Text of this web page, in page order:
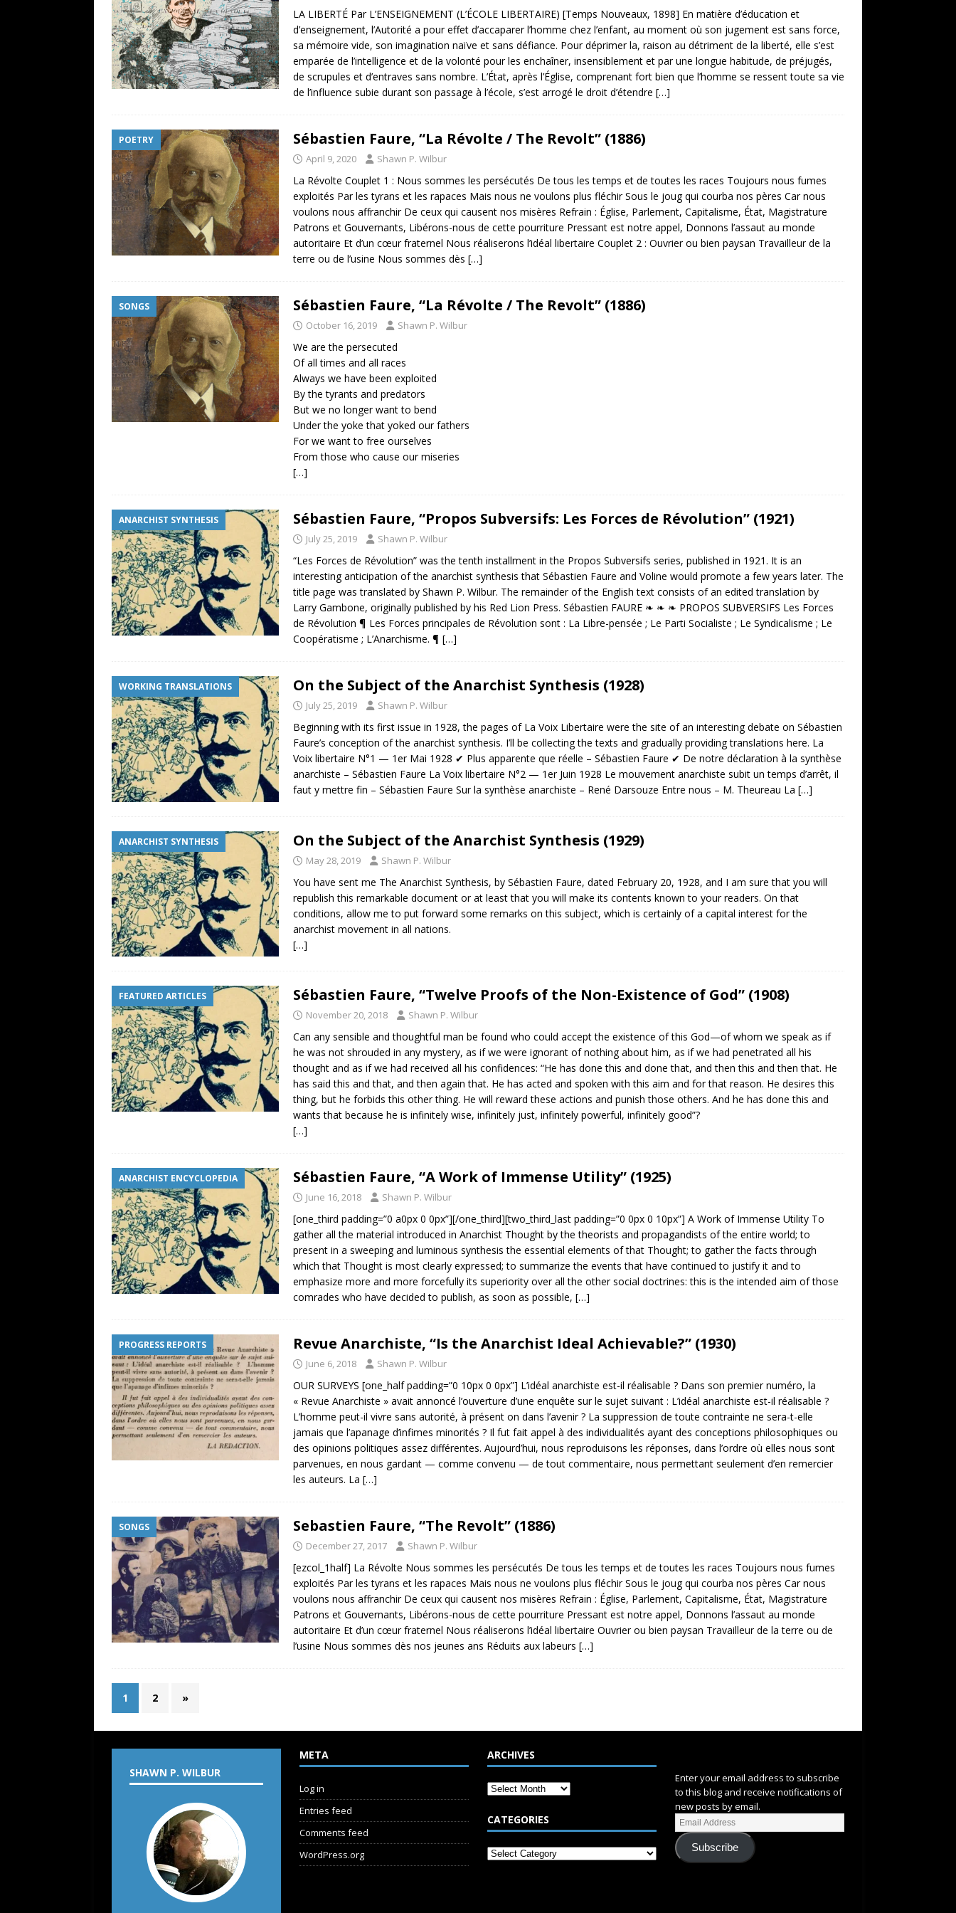
LA LIBERTÉ Par L’ENSEIGNEMENT (L’ÉCOLE LIBERTAIRE) [Temps Nouveaux, 1898] En matière d’éducation et
d’enseignement, l’Autorité a pour effet d’accaparer l’homme chez l’enfant, au moment où son jugement est sans force,
sa mémoire vide, son imagination naïve et sans défiance. Pour déprimer la, raison au détriment de la liberté, elle s’est
emparée de l’intelligence et de la volonté pour les enchaîner, insensiblement et par une longue habitude, de préjugés,
de scrupules et d’entraves sans nombre. L’État, après l’Église, comprenant fort bien que l’homme se ressent toute sa vie
de l’influence subie durant son passage à l’école, s’est arrogé le droit d’étendre […]
POETRY Sébastien Faure, “La Révolte / The Revolt” (1886)
April 9, 2020 Shawn P. Wilbur
La Révolte Couplet 1 : Nous sommes les persécutés De tous les temps et de toutes les races Toujours nous fumes
exploités Par les tyrans et les rapaces Mais nous ne voulons plus fléchir Sous le joug qui courba nos pères Car nous
voulons nous affranchir De ceux qui causent nos misères Refrain : Église, Parlement, Capitalisme, État, Magistrature
Patrons et Gouvernants, Libérons-nous de cette pourriture Pressant est notre appel, Donnons l’assaut au monde
autoritaire Et d’un cœur fraternel Nous réaliserons l’idéal libertaire Couplet 2 : Ouvrier ou bien paysan Travailleur de la
terre ou de l’usine Nous sommes dès […]
SONGS Sébastien Faure, “La Révolte / The Revolt” (1886)
October 16, 2019 Shawn P. Wilbur
We are the persecuted
Of all times and all races
Always we have been exploited
By the tyrants and predators
But we no longer want to bend
Under the yoke that yoked our fathers
For we want to free ourselves
From those who cause our miseries
[…]
ANARCHIST SYNTHESIS Sébastien Faure, “Propos Subversifs: Les Forces de Révolution” (1921)
July 25, 2019 Shawn P. Wilbur
“Les Forces de Révolution” was the tenth installment in the Propos Subversifs series, published in 1921. It is an
interesting anticipation of the anarchist synthesis that Sébastien Faure and Voline would promote a few years later. The
title page was translated by Shawn P. Wilbur. The remainder of the English text consists of an edited translation by
Larry Gambone, originally published by his Red Lion Press. Sébastien FAURE ❧ ❧ ❧ PROPOS SUBVERSIFS Les Forces
de Révolution ¶ Les Forces principales de Révolution sont : La Libre-pensée ; Le Parti Socialiste ; Le Syndicalisme ; Le
Coopératisme ; L’Anarchisme. ¶ […]
WORKING TRANSLATIONS On the Subject of the Anarchist Synthesis (1928)
July 25, 2019 Shawn P. Wilbur
Beginning with its first issue in 1928, the pages of La Voix Libertaire were the site of an interesting debate on Sébastien
Faure’s conception of the anarchist synthesis. I’ll be collecting the texts and gradually providing translations here. La
Voix libertaire N°1 — 1er Mai 1928 ✔ Plus apparente que réelle – Sébastien Faure ✔ De notre déclaration à la synthèse
anarchiste – Sébastien Faure La Voix libertaire N°2 — 1er Juin 1928 Le mouvement anarchiste subit un temps d’arrêt, il
faut y mettre fin – Sébastien Faure Sur la synthèse anarchiste – René Darsouze Entre nous – M. Theureau La […]
ANARCHIST SYNTHESIS On the Subject of the Anarchist Synthesis (1929)
May 28, 2019 Shawn P. Wilbur
You have sent me The Anarchist Synthesis, by Sébastien Faure, dated February 20, 1928, and I am sure that you will
republish this remarkable document or at least that you will make its contents known to your readers. On that
conditions, allow me to put forward some remarks on this subject, which is certainly of a capital interest for the
anarchist movement in all nations.
[…]
FEATURED ARTICLES Sébastien Faure, “Twelve Proofs of the Non-Existence of God” (1908)
November 20, 2018 Shawn P. Wilbur
Can any sensible and thoughtful man be found who could accept the existence of this God—of whom we speak as if
he was not shrouded in any mystery, as if we were ignorant of nothing about him, as if we had penetrated all his
thought and as if we had received all his confidences: “He has done this and done that, and then this and then that. He
has said this and that, and then again that. He has acted and spoken with this aim and for that reason. He desires this
thing, but he forbids this other thing. He will reward these actions and punish those others. And he has done this and
wants that because he is infinitely wise, infinitely just, infinitely powerful, infinitely good”?
[…]
ANARCHIST ENCYCLOPEDIA Sébastien Faure, “A Work of Immense Utility” (1925)
June 16, 2018 Shawn P. Wilbur
[one_third padding=”0 a0px 0 0px”][/one_third][two_third_last padding=”0 0px 0 10px”] A Work of Immense Utility To
gather all the material introduced in Anarchist Thought by the theorists and propagandists of the entire world; to
present in a sweeping and luminous synthesis the essential elements of that Thought; to gather the facts through
which that Thought is most clearly expressed; to summarize the events that have continued to justify it and to
emphasize more and more forcefully its superiority over all the other social doctrines: this is the intended aim of those
comrades who have decided to publish, as soon as possible, […]
PROGRESS REPORTS Revue Anarchiste, “Is the Anarchist Ideal Achievable?” (1930)
June 6, 2018 Shawn P. Wilbur
OUR SURVEYS [one_half padding=”0 10px 0 0px”] L’idéal anarchiste est-il réalisable ? Dans son premier numéro, la
« Revue Anarchiste » avait annoncé l’ouverture d’une enquête sur le sujet suivant : L’idéal anarchiste est-il réalisable ?
L’homme peut-il vivre sans autorité, à présent on dans l’avenir ? La suppression de toute contrainte ne sera-t-elle
jamais que l’apanage d’infimes minorités ? Il fut fait appel à des individualités ayant des conceptions philosophiques ou
des opinions politiques assez différentes. Aujourd’hui, nous reproduisons les réponses, dans l’ordre où elles nous sont
parvenues, en nous gardant — comme convenu — de tout commentaire, nous permettant seulement d’en remercier
les auteurs. La […]
SONGS Sebastien Faure, “The Revolt” (1886)
December 27, 2017 Shawn P. Wilbur
[ezcol_1half] La Révolte Nous sommes les persécutés De tous les temps et de toutes les races Toujours nous fumes
exploités Par les tyrans et les rapaces Mais nous ne voulons plus fléchir Sous le joug qui courba nos pères Car nous
voulons nous affranchir De ceux qui causent nos misères Refrain : Église, Parlement, Capitalisme, État, Magistrature
Patrons et Gouvernants, Libérons-nous de cette pourriture Pressant est notre appel, Donnons l’assaut au monde
autoritaire Et d’un cœur fraternel Nous réaliserons l’idéal libertaire Ouvrier ou bien paysan Travailleur de la terre ou de
l’usine Nous sommes dès nos jeunes ans Réduits aux labeurs […]
1 2 »
SHAWN P. WILBUR
META
Log in
Entries feed
Comments feed
WordPress.org
ARCHIVES
CATEGORIES
Enter your email address to subscribe
to this blog and receive notifications of
new posts by email.
Subscribe